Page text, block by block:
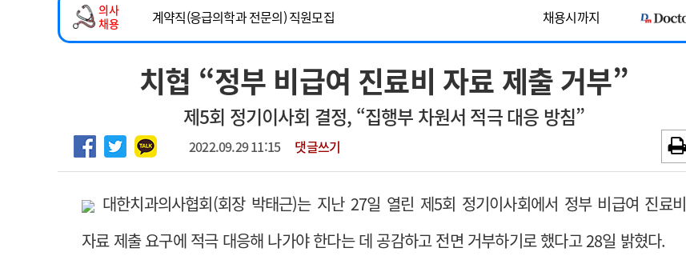
인포메이션 행정처분 판례 정책/통계 공시
회사소개 법적고지 광고안내
의사
채용
계약직(응급의학과 전문의) 직원모집
채용시까지
하반기 전공의(레지던트1년차) 모집
~2026-08-15
2026년 하반기 인턴 모집
~2026-08-31
마취통증의학과 임기제 임상의사 채용
채용시까지
치협 “정부 비급여 진료비 자료 제출 거부”
제5회 정기이사회 결정, “집행부 차원서 적극 대응 방침”
2022.09.29 11:15 댓글쓰기
대한치과의사협회(회장 박태근)는 지난 27일 열린 제5회 정기이사회에서 정부 비급여 진료비
자료 제출 요구에 적극 대응해 나가야 한다는 데 공감하고 전면 거부하기로 했다고 28일 밝혔다.